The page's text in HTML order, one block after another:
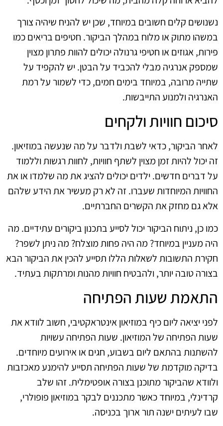
נשנושים קלים חשובים במיוחד, שכן יש להניח שיהיה צורך
במשהו מתוק או מלוח במהלך הביקור. חטיפים בריאים כמו
פירות, אגוזים או חטיפי גרנולה יכולים להוות פתרון מצוין
שמספק אנרגיה מבלי להכביד על הבטן. יש להקפיד על
שתייה מרובה, במיוחד בימים חמים, כדי לשמור על רמת
האנרגיה ולמנוע התייבשות.
סיכום חוויות ולקחים
לאחר הביקור, כדאי לשבת ולדבר על מה שנעשה במוזיאון.
זה יכול להיות זמן מצוין לשתף חוויות, לחוות רגשות וללמוד
על דברים חדשים. ילדים יכולים להציג את מה שלמדו או את
החוויות המיוחדות שעברו. זה לא רק מעשיר את הידע שלהם
אלא גם מחזק את הקשרים החברתיים.
כמו כן, ניתוח הביקור יכול לסייע בתכנון ביקורים עתידיים. מה
היה מעניין במיוחד? מה היה פחות מוצלח? מה ניתן לשפר?
חקירת התשובות לשאלות הללו תסייע להכין את הביקור הבא
בצורה טובה יותר, ולהבטיח חוויות מהנות ומרתקות בעתיד.
התאמת שעות הפתיחה
לפני יציאה ליום כיף במוזיאון אינטראקטיבי, חשוב לוודא את
שעות הפתיחה של המוזיאון. שעות הפתיחה עשויות
להשתנות בהתאם ליום בשבוע, חגים או אירועים מיוחדים.
בדיקה מוקדמת של שעות הפתיחה תסייע להימנע מאכזבות
ולוודא שהביקור מתוכנן בצורה אופטימלית. זהו שלב
קרדינלי, במיוחד כאשר מתכננים לבקר במוזיאון פופולרי,
שבו לעיתים ישנה תור ארוך בכניסה.